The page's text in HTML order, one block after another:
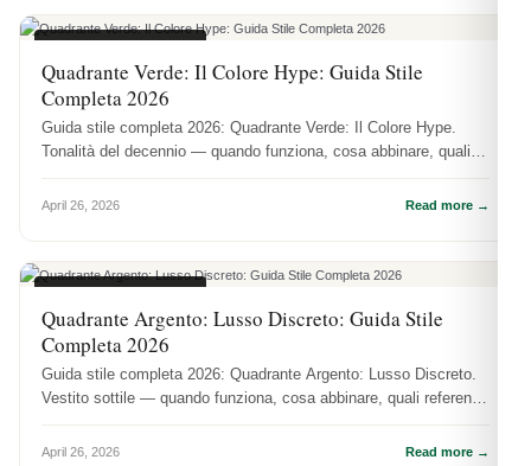
Quadrante Verde: Il Colore Hype: Guida Stile
Completa 2026
Guida stile completa 2026: Quadrante Verde: Il Colore Hype.
Tonalità del decennio — quando funziona, cosa abbinare, quali
April 26, 2026 Read more →
Quadrante Argento: Lusso Discreto: Guida Stile
Completa 2026
Guida stile completa 2026: Quadrante Argento: Lusso Discreto.
Vestito sottile — quando funziona, cosa abbinare, quali referenze
April 26, 2026 Read more →